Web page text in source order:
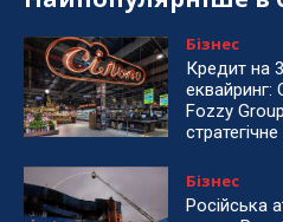
Бізнес
Кредит на
еквайринг:
Fozzy
Бізнес
Російська